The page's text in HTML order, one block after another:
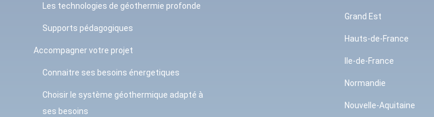
Les technologies de géothermie profonde
Supports pédagogiques
Accompagner votre projet
Connaitre ses besoins énergetiques
Choisir le système géothermique adapté à
ses besoins
Grand Est
Hauts-de-France
Ile-de-France
Normandie
Nouvelle-Aquitaine